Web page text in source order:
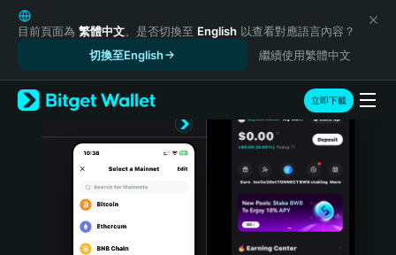
English
日本語
Русский
Español (Latinoamérica)
Türkçe
Português (Portugal)
目前頁面為 繁體中文。是否切換至 English 以查看對應語言內容？
切換至English
繼續使用繁體中文
立即下載